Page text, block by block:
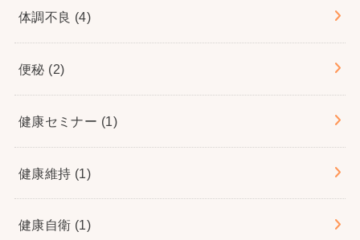
体調不良 (4)
便秘 (2)
健康セミナー (1)
健康維持 (1)
健康自衛 (1)